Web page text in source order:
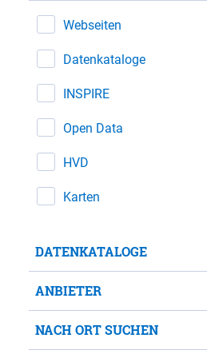
Webseiten
Datenkataloge
INSPIRE
Open Data
HVD
Karten
DATENKATALOGE
ANBIETER
NACH ORT SUCHEN